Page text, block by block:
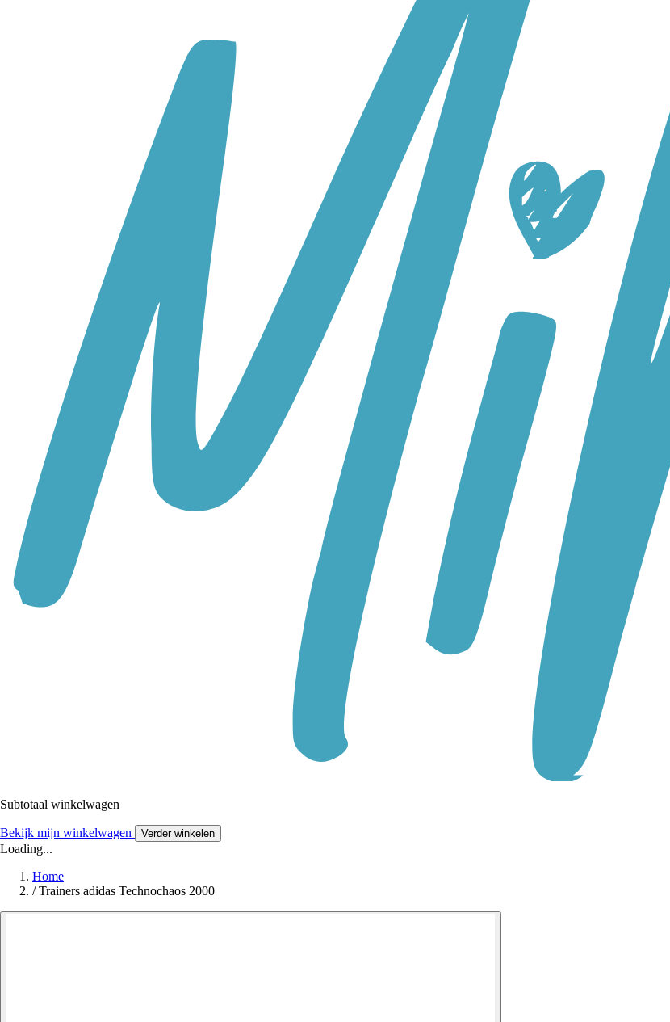
Subtotaal winkelwagen
Bekijk mijn winkelwagen Verder winkelen
Loading...
Home
/ Trainers adidas Technochaos 2000